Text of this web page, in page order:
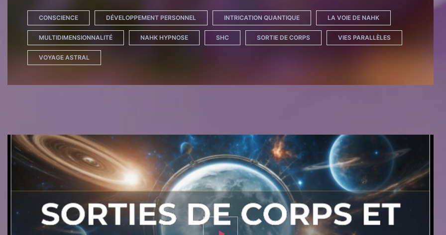
CONSCIENCE DÉVELOPPEMENT PERSONNEL INTRICATION QUANTIQUE LA VOIE DE NAHK
MULTIDIMENSIONNALITÉ NAHK HYPNOSE SHC SORTIE DE CORPS VIES PARALLÈLES
VOYAGE ASTRAL